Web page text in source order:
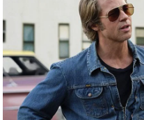
k
n
g
N
e